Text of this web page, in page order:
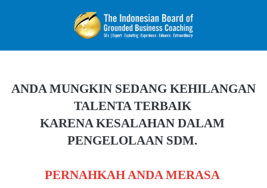
ANDA MUNGKIN SEDANG KEHILANGAN
TALENTA TERBAIK
KARENA KESALAHAN DALAM
PENGELOLAAN SDM.
PERNAHKAH ANDA MERASA